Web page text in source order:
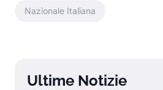
Nazionale Italiana
Ultime Notizie